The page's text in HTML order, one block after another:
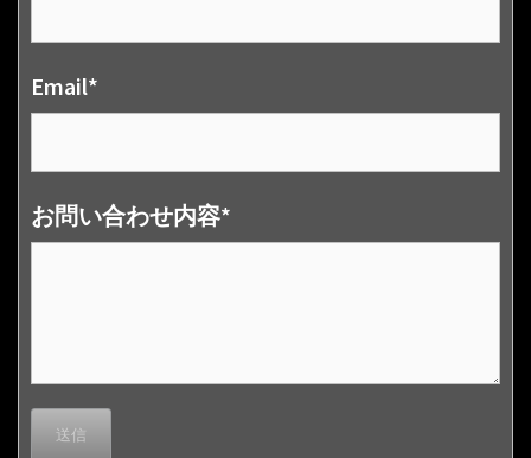
Email*
お問い合わせ内容*